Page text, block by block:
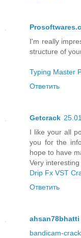
I'm really
structure of
Typing Master
Ответить
Getcrack
I like your all
you for the
hope to have
Very interesting
Drip Fx VST
Ответить
ahsan78bhatti
bandicam-